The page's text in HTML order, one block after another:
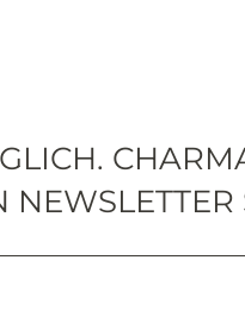
NEWSLETTER